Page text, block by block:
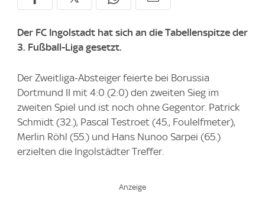
Der FC Ingolstadt hat sich an die Tabellenspitze der
3. Fußball-Liga gesetzt.
Der Zweitliga-Absteiger feierte bei Borussia
Dortmund II mit 4:0 (2:0) den zweiten Sieg im
zweiten Spiel und ist noch ohne Gegentor. Patrick
Schmidt (32.), Pascal Testroet (45., Foulelfmeter),
Merlin Röhl (55.) und Hans Nunoo Sarpei (65.)
erzielten die Ingolstädter Treffer.